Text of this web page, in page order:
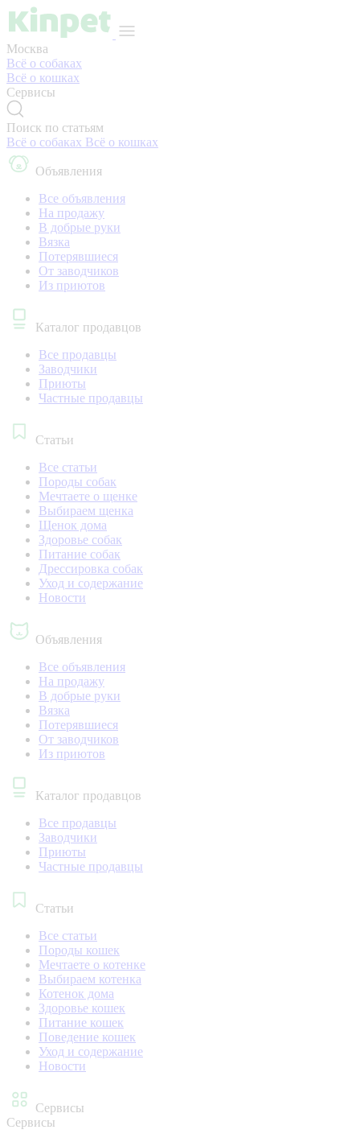
Москва
Всё о собаках
Всё о кошках
Сервисы
Поиск по статьям
Всё о собаках Всё о кошках
Объявления
Все объявления
На продажу
В добрые руки
Вязка
Потерявшиеся
От заводчиков
Из приютов
Каталог продавцов
Все продавцы
Заводчики
Приюты
Частные продавцы
Статьи
Все статьи
Породы собак
Мечтаете о щенке
Выбираем щенка
Щенок дома
Здоровье собак
Питание собак
Дрессировка собак
Уход и содержание
Новости
Объявления
Все объявления
На продажу
В добрые руки
Вязка
Потерявшиеся
От заводчиков
Из приютов
Каталог продавцов
Все продавцы
Заводчики
Приюты
Частные продавцы
Статьи
Все статьи
Породы кошек
Мечтаете о котенке
Выбираем котенка
Котенок дома
Здоровье кошек
Питание кошек
Поведение кошек
Уход и содержание
Новости
Сервисы
Сервисы